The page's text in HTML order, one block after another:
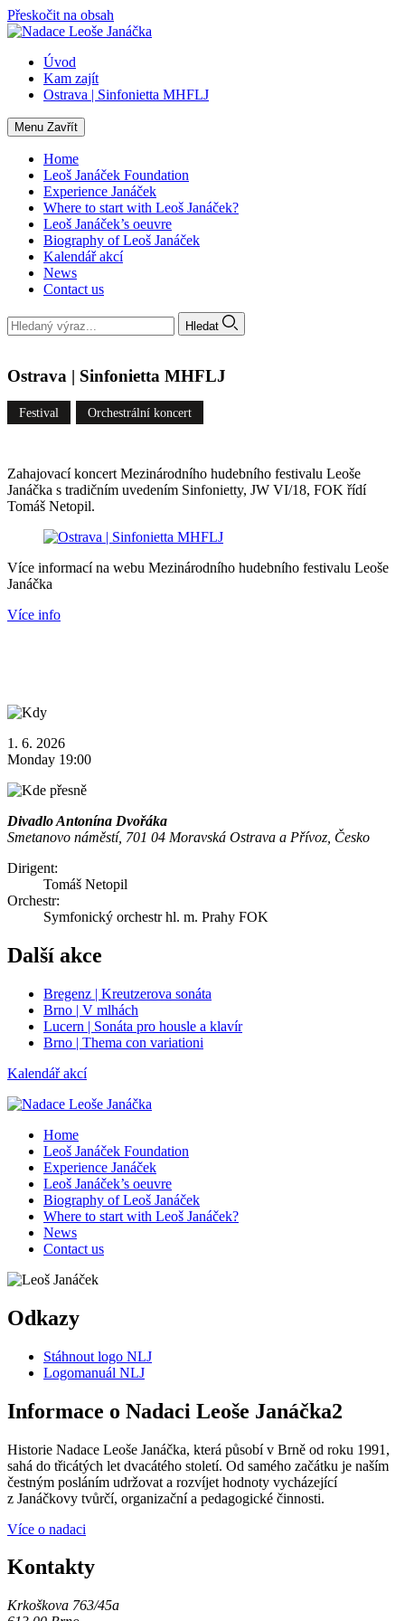
Přeskočit na obsah
Úvod
Kam zajít
Ostrava | Sinfonietta MHFLJ
Menu Zavřít
Home
Leoš Janáček Foundation
Experience Janáček
Where to start with Leoš Janáček?
Leoš Janáček’s oeuvre
Biography of Leoš Janáček
Kalendář akcí
News
Contact us
Hledat
Ostrava | Sinfonietta MHFLJ
Festival Orchestrální koncert
Zahajovací koncert Mezinárodního hudebního festivalu Leoše
Janáčka s tradičním uvedením Sinfonietty, JW VI/18, FOK řídí
Tomáš Netopil.
Více informací na webu Mezinárodního hudebního festivalu Leoše
Janáčka
Více info
1. 6. 2026
Monday 19:00
Divadlo Antonína Dvořáka
Smetanovo náměstí, 701 04 Moravská Ostrava a Přívoz, Česko
Dirigent:
Tomáš Netopil
Orchestr:
Symfonický orchestr hl. m. Prahy FOK
Další akce
Bregenz | Kreutzerova sonáta
Brno | V mlhách
Lucern | Sonáta pro housle a klavír
Brno | Thema con variationi
Kalendář akcí
Home
Leoš Janáček Foundation
Experience Janáček
Leoš Janáček’s oeuvre
Biography of Leoš Janáček
Where to start with Leoš Janáček?
News
Contact us
Odkazy
Stáhnout logo NLJ
Logomanuál NLJ
Informace o Nadaci Leoše Janáčka2
Historie Nadace Leoše Janáčka, která působí v Brně od roku 1991,
sahá do třicátých let dvacátého století. Od samého začátku je naším
čestným posláním udržovat a rozvíjet hodnoty vycházející
z Janáčkovy tvůrčí, organizační a pedagogické činnosti.
Více o nadaci
Kontakty
Krkoškova 763/45a